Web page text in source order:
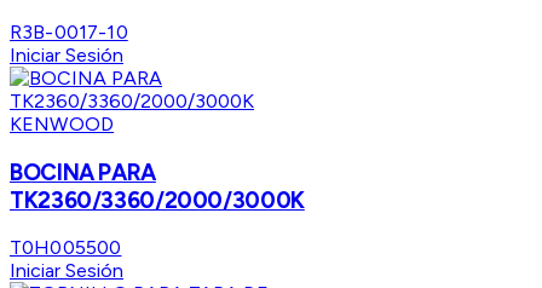
R3B-0017-10
Iniciar Sesión
KENWOOD
BOCINA PARA
TK2360/3360/2000/3000K
T0H005500
Iniciar Sesión